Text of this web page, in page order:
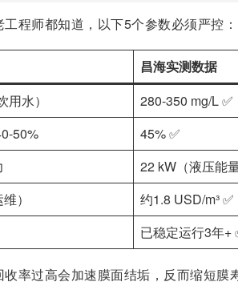
程师都知道，以下5个参数必须严控：
昌海实测数据
水）
280-350 mg/L ✅
50%
45% ✅
22 kW（液压能
）
约1.8 USD/m³ ✅
已稳定运行3年+
率过高会加速膜面结垢，反而缩短膜